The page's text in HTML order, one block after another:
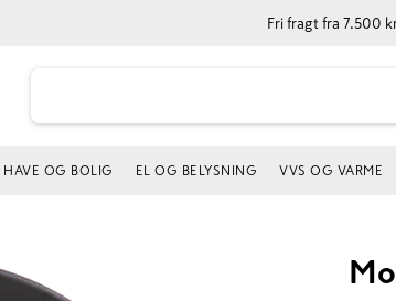
Fri fragt fra 7.500
HAVE OG BOLIG EL OG BELYSNING VVS OG VARME